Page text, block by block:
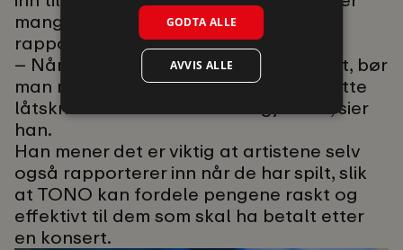
mange småkonserter som ikke blir
rapportert inn.
– Når man først arrangerer en konsert, bør
man rapportere inn til TONO for å støtte
låtskriverne. Det er derfor vi gjør det, sier
han.
Han mener det er viktig at artistene selv
også rapporterer inn når de har spilt, slik
at TONO kan fordele pengene raskt og
effektivt til dem som skal ha betalt etter
en konsert.
GODTA ALLE
AVVIS ALLE